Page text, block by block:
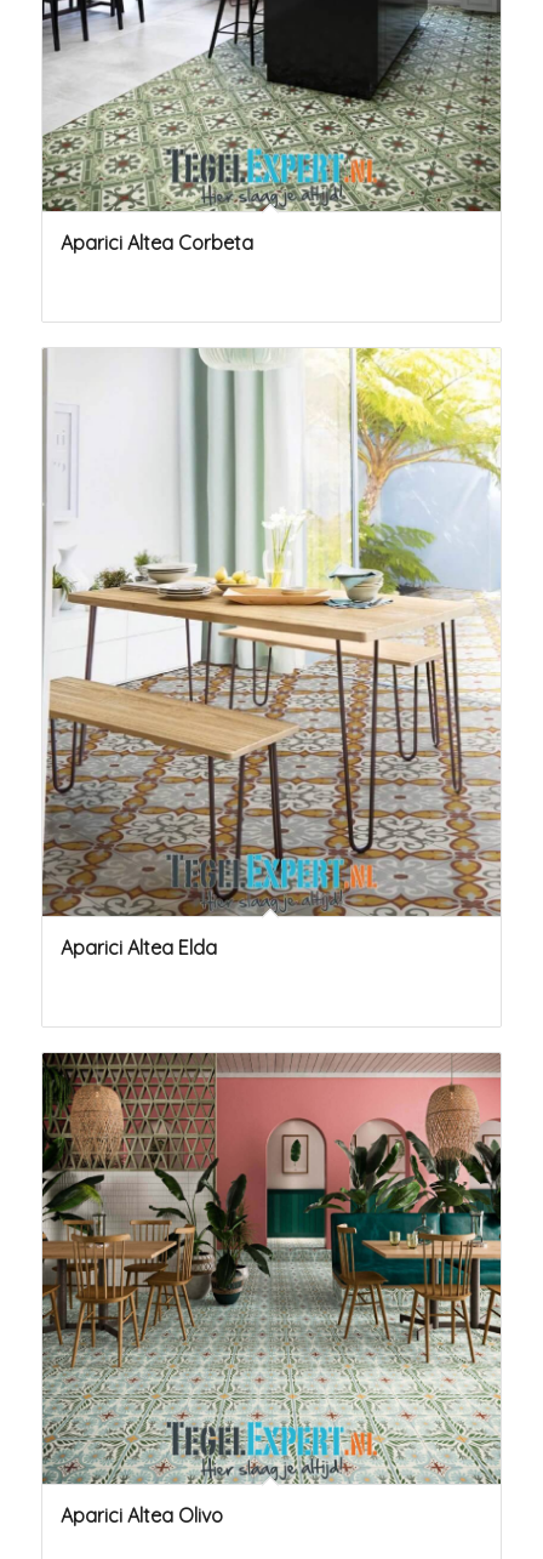
Aparici Altea Corbeta
Aparici Altea Elda
Aparici Altea Olivo